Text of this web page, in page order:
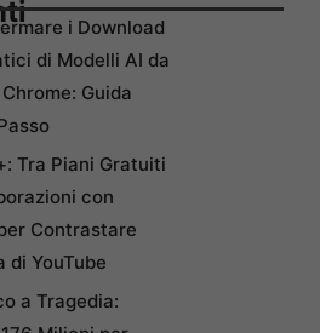
i Download
di Modelli AI da
Guida
Tra Piani Gratuiti
con
Contrastare
di YouTube
a Tragedia: